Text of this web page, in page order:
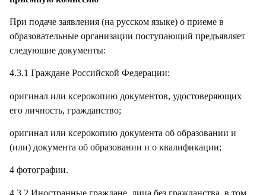
При подаче заявления (на русском языке) о приеме в
образовательные организации поступающий предъявляет
следующие документы:
4.3.1 Граждане Российской Федерации:
оригинал или ксерокопию документов, удостоверяющих
его личность, гражданство;
оригинал или ксерокопию документа об образовании и
(или) документа об образовании и о квалификации;
4 фотографии.
4.3.2 Иностранные граждане, лица без гражданства, в том